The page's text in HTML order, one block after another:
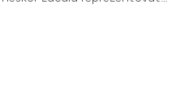
moja trénerská dráha.
cvičencov, ale aj tých,
Maximum
a skúseností venujem